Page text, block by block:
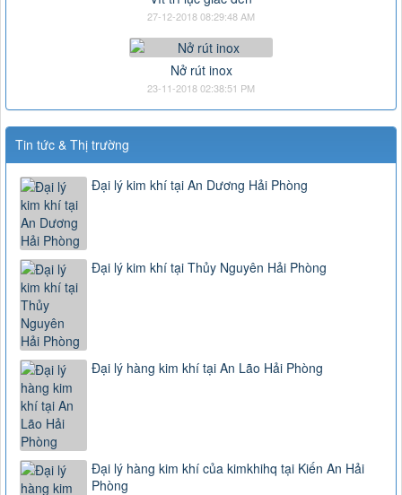
27-12-2018 08:29:48 AM
Nở rút inox
23-11-2018 02:38:51 PM
Tin tức & Thị trường
Đại lý kim khí tại An Dương Hải Phòng
Đại lý kim khí tại Thủy Nguyên Hải Phòng
Đại lý hàng kim khí tại An Lão Hải Phòng
Đại lý hàng kim khí của kimkhihq tại Kiến An Hải
Phòng